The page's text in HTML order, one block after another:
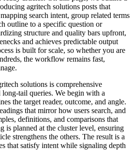
agritech solutions posts that
search intent, group related terms
outline to a specific question or
structure and quality bars upfront,
and achieves predictable output
is built for scale, so whether you are
the workflow remains fast,
solutions is comprehensive
queries. We begin with a
the target reader, outcome, and angle.
that mirror how users search, and
definitions, and comparisons that
is planned at the cluster level, ensuring
strengthens the others. The result is a
that satisfy intent while signaling depth